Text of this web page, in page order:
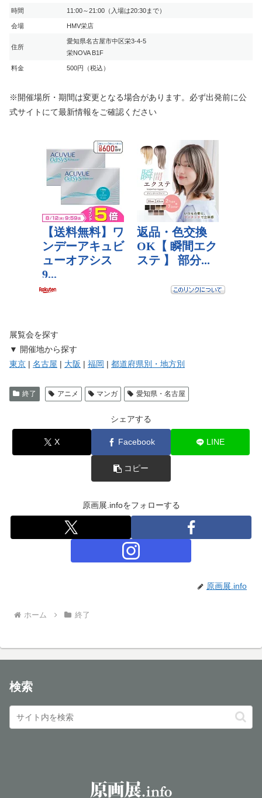
時間 11:00～21:00（入場は20:30まで）
会場 HMV栄店
住所
愛知県名古屋市中区栄3-4-5
栄NOVA B1F
料金 500円（税込）
※開催場所・期間は変更となる場合があります。必ず出発前に公
式サイトにて最新情報をご確認ください
展覧会を探す
▼ 開催地から探す
東京 | 名古屋 | 大阪 | 福岡 | 都道府県別・地方別
終了 アニメ マンガ 愛知県・名古屋
シェアする
X Facebook LINE
コピー
原画展.infoをフォローする
原画展.info
ホーム 終了
検索